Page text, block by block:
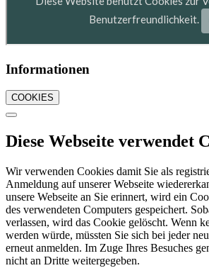
Informationen
COOKIES
Diese Webseite verwendet
Wir verwenden Cookies damit Sie als
Anmeldung auf unserer Webseite
unsere Webseite an Sie erinnert, wird ein
des verwendeten Computers gespeichert.
verlassen, wird das Cookie gelöscht. Wenn
werden würde, müssten Sie sich bei jeder
erneut anmelden. Im Zuge Ihres Besuches
nicht an Dritte weitergegeben.